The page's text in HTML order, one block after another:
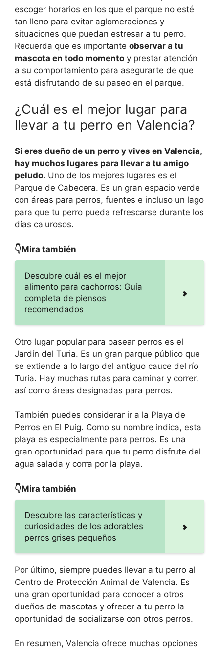
escoger horarios en los que el parque no esté
tan lleno para evitar aglomeraciones y
situaciones que puedan estresar a tu perro.
Recuerda que es importante observar a tu
mascota en todo momento y prestar atención
a su comportamiento para asegurarte de que
está disfrutando de su paseo en el parque.
¿Cuál es el mejor lugar para
llevar a tu perro en Valencia?
Si eres dueño de un perro y vives en Valencia,
hay muchos lugares para llevar a tu amigo
peludo. Uno de los mejores lugares es el
Parque de Cabecera. Es un gran espacio verde
con áreas para perros, fuentes e incluso un lago
para que tu perro pueda refrescarse durante los
días calurosos.
👇Mira también
Descubre cuál es el mejor
alimento para cachorros: Guía
completa de piensos
recomendados
Otro lugar popular para pasear perros es el
Jardín del Turia. Es un gran parque público que
se extiende a lo largo del antiguo cauce del río
Turia. Hay muchas rutas para caminar y correr,
así como áreas designadas para perros.
También puedes considerar ir a la Playa de
Perros en El Puig. Como su nombre indica, esta
playa es especialmente para perros. Es una
gran oportunidad para que tu perro disfrute del
agua salada y corra por la playa.
👇Mira también
Descubre las características y
curiosidades de los adorables
perros grises pequeños
Por último, siempre puedes llevar a tu perro al
Centro de Protección Animal de Valencia. Es
una gran oportunidad para conocer a otros
dueños de mascotas y ofrecer a tu perro la
oportunidad de socializarse con otros perros.
En resumen, Valencia ofrece muchas opciones